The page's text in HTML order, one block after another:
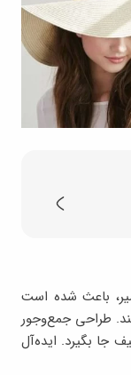
باعث شده است
پیدا کند. طراحی جمع‌وجور
جا بگیرد. ایده‌آل